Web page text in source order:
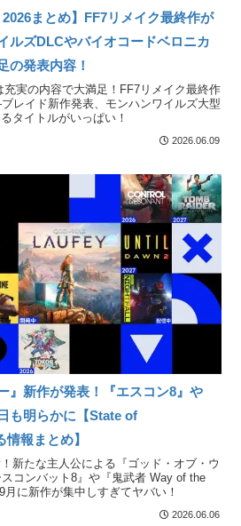
まとめ】FF7リメイク最終作が
ルズDLCやバイオコードベロニカ
の発表内容！
実の内容で大満足！FF7リメイク最終作
レイド新作発表、モンハンワイルズ大型
タイトルがいっぱい！
2026.06.09
』新作が発表！『エスコン8』や
も明らかに【State of
報まとめ】
新たな主人公による『ゴッド・オブ・ウ
コンバット8』や『鬼武者 Way of the
に新作が集中しすぎてヤバい！
2026.06.06